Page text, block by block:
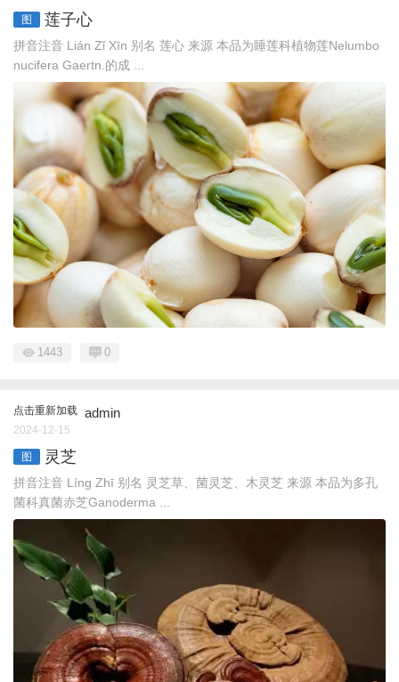
图 莲子心
拼音注音 Lián Zǐ Xīn 别名 莲心 来源 本品为睡莲科植物莲Nelumbo
nucifera Gaertn.的成 ...
1443 0
点击重新加载 admin
2024-12-15
图 灵芝
拼音注音 Línɡ Zhī 别名 灵芝草、菌灵芝、木灵芝 来源 本品为多孔
菌科真菌赤芝Ganoderma ...